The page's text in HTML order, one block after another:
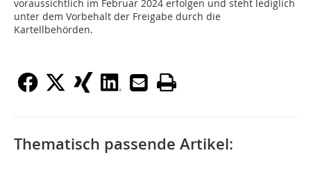
voraussichtlich im Februar 2024 erfolgen und steht lediglich
unter dem Vorbehalt der Freigabe durch die
Kartellbehörden.
Thematisch passende Artikel: